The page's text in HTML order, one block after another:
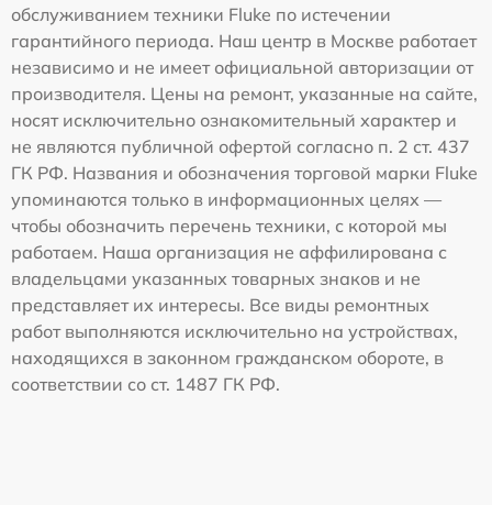
обслуживанием техники Fluke по истечении
гарантийного периода. Наш центр в Москве работает
независимо и не имеет официальной авторизации от
производителя. Цены на ремонт, указанные на сайте,
носят исключительно ознакомительный характер и
не являются публичной офертой согласно п. 2 ст. 437
ГК РФ. Названия и обозначения торговой марки Fluke
упоминаются только в информационных целях —
чтобы обозначить перечень техники, с которой мы
работаем. Наша организация не аффилирована с
владельцами указанных товарных знаков и не
представляет их интересы. Все виды ремонтных
работ выполняются исключительно на устройствах,
находящихся в законном гражданском обороте, в
соответствии со ст. 1487 ГК РФ.